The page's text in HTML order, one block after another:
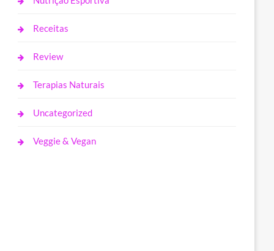
Receitas
Review
Terapias Naturais
Uncategorized
Veggie & Vegan